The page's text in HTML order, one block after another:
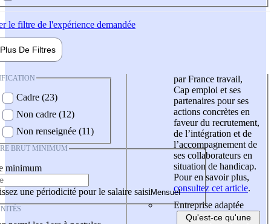
le filtre de l'expérience demandée
Plus De Filtres
Cadre (23)
Non cadre (12)
Non renseignée (11)
BRUT MINIMUM
minimum
une périodicité pour le salaire saisi
par France travail,
Cap emploi et ses
partenaires pour ses
actions concrètes en
faveur du recrutement,
de l’intégration et de
l’accompagnement de
ses collaborateurs en
situation de handicap.
Pour en savoir plus,
consultez cet article.
Entreprise adaptée
Qu'est-ce qu'une